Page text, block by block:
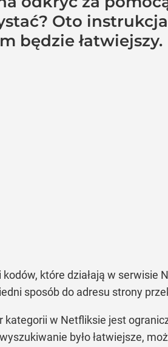
Oto
będzie łatwiejszy.
kodów, które działają w serwisie
sposób do adresu strony
kategorii w Netfliksie jest
było łatwiejsze,